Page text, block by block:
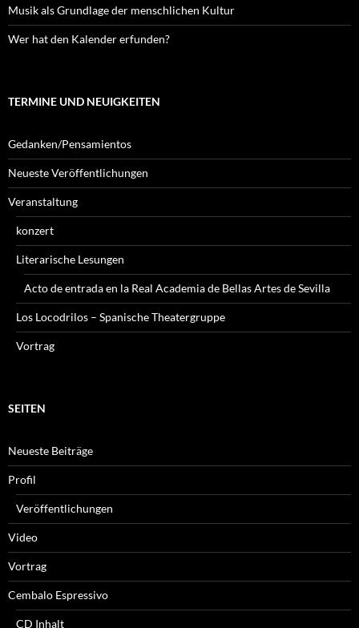
Musik als Grundlage der menschlichen Kultur
Wer hat den Kalender erfunden?
TERMINE UND NEUIGKEITEN
Gedanken/Pensamientos
Neueste Veröffentlichungen
Veranstaltung
konzert
Literarische Lesungen
Acto de entrada en la Real Academia de Bellas Artes de Sevilla
Los Locodrilos – Spanische Theatergruppe
Vortrag
SEITEN
Neueste Beiträge
Profil
Veröffentlichungen
Video
Vortrag
Cembalo Espressivo
CD Inhalt